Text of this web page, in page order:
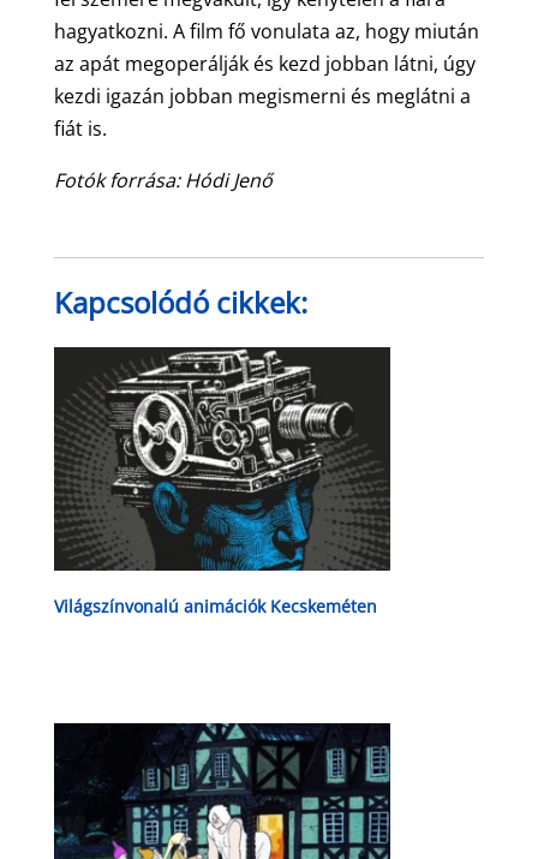
hagyatkozni. A film fő vonulata az, hogy miután
az apát megoperálják és kezd jobban látni, úgy
kezdi igazán jobban megismerni és meglátni a
fiát is.
Fotók forrása: Hódi Jenő
Kapcsolódó cikkek:
Világszínvonalú animációk Kecskeméten